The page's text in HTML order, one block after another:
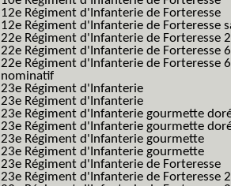
12e Régiment d'Infanterie de Forteresse
12e Régiment d'Infanterie de Forteresse
22e Régiment d'Infanterie de Forteresse
22e Régiment d'Infanterie de Forteresse
22e Régiment d'Infanterie de Forteresse
nominatif
23e Régiment d'Infanterie
23e Régiment d'Infanterie
23e Régiment d'Infanterie gourmette
23e Régiment d'Infanterie gourmette
23e Régiment d'Infanterie gourmette
23e Régiment d'Infanterie gourmette
23e Régiment d'Infanterie de Forteresse
23e Régiment d'Infanterie de Forteresse